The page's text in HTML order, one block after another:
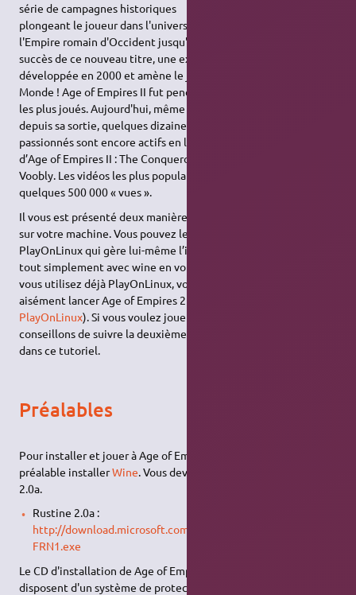
série de campagnes historiques
plongeant le joueur dans l'univers médiéval, de la chute de
l'Empire romain d'Occident jusqu'à la Renaissance. Devant le
succès de ce nouveau titre, une expansion,
développée en 2000 et amène le joueur dans le Nouveau
Monde ! Age of Empires II fut pendant longtemps l'un des jeux
les plus joués. Aujourd'hui, même après plus de quinze années
depuis sa sortie, quelques dizaines de milliers de joueurs
passionnés sont encore actifs en ligne dans la communauté
d’Age of Empires II : The Conquerors partagée entre Steam et
Voobly. Les vidéos les plus populaires d'aujourd'hui font
quelques 500 000 « vues ».
Il vous est présenté deux manières d’installer Age of Empires
sur votre machine. Vous pouvez le jouer via l’utilitaire
PlayOnLinux qui gère lui-même l’installation de wine, ou bien
tout simplement avec wine en vous passant de ce module. Si
vous utilisez déjà PlayOnLinux, vous pouvez en principe
aisément lancer Age of Empires 2 (voir
PlayOnLinux). Si vous voulez jouer sur Voobly, nous vous
conseillons de suivre la deuxième méthode comme expliqué
dans ce tutoriel.
Préalables
Pour installer et jouer à Age of Empires II, il faut vous au
préalable installerWine. Vous devrez aussi récupérer la rustine
2.0a.
Rustine 2.0a :
http://download.microsoft.com/download/aoeaok/Update/2.0a/
FRN1.exe
Le CD d'installation de Age of Empires II et de son expansion
disposent d'un système de protection anti-copie qui est